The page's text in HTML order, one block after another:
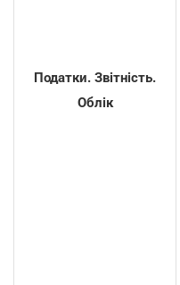
Податки. Звітність.
Облік